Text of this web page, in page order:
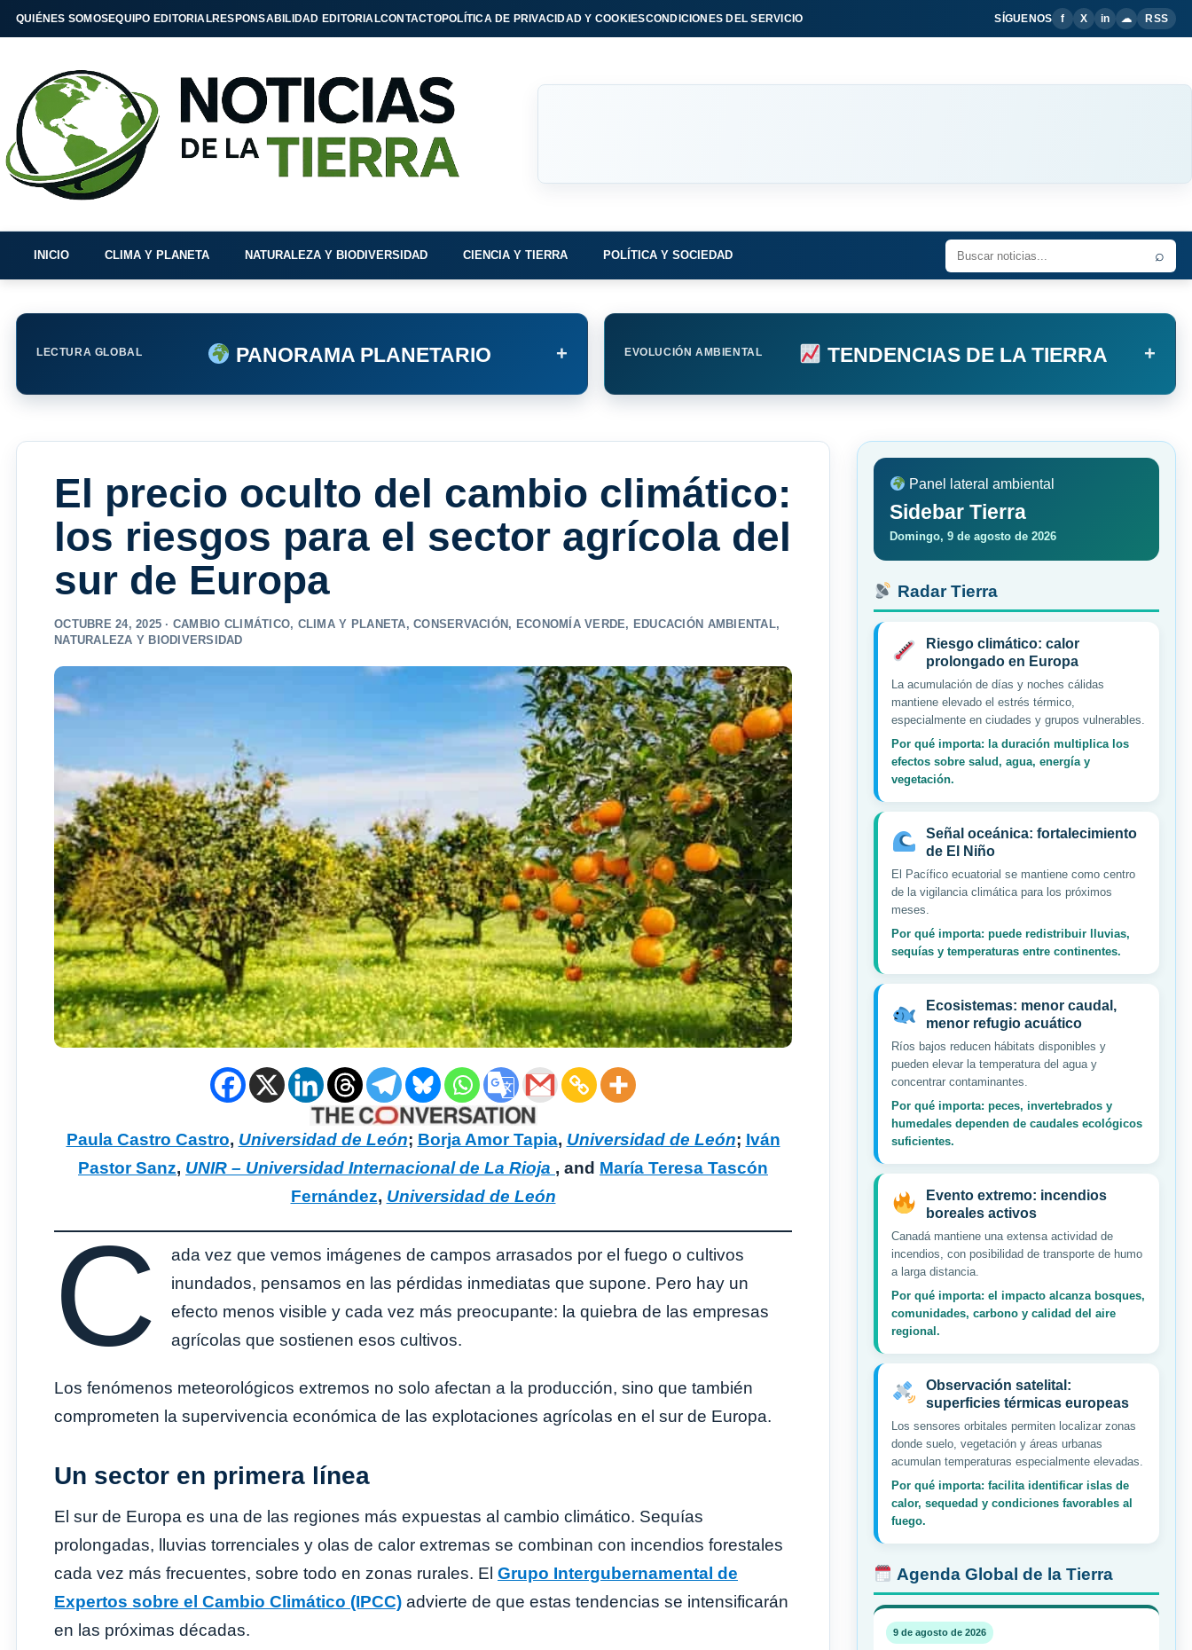
QUIÉNES SOMOSEQUIPO EDITORIALRESPONSABILIDAD EDITORIALCONTACTOPOLÍTICA DE PRIVACIDAD Y COOKIESCONDICIONES DEL SERVICIO SÍGUENOS f X in ☁ RSS
INICIO CLIMA Y PLANETA NATURALEZA Y BIODIVERSIDAD CIENCIA Y TIERRA POLÍTICA Y SOCIEDAD ⌕
LECTURA GLOBAL PANORAMA PLANETARIO + EVOLUCIÓN AMBIENTAL TENDENCIAS DE LA TIERRA +
El precio oculto del cambio climático:
los riesgos para el sector agrícola del
sur de Europa
OCTUBRE 24, 2025 · CAMBIO CLIMÁTICO, CLIMA Y PLANETA,CONSERVACIÓN , ECONOMÍA VERDE, EDUCACIÓN AMBIENTAL,
NATURALEZA Y BIODIVERSIDAD
Paula Castro Castro, Universidad de León; Borja Amor Tapia, Universidad de León; Iván
Pastor Sanz, UNIR – Universidad Internacional de La Rioja , and María Teresa Tascón
Fernández, Universidad de León
C
ada vez que vemos imágenes de campos arrasados por el fuego o cultivos
inundados, pensamos en las pérdidas inmediatas que supone. Pero hay un
efecto menos visible y cada vez más preocupante: la quiebra de las empresas
agrícolas que sostienen esos cultivos.
Los fenómenos meteorológicos extremos no solo afectan a la producción, sino que también
comprometen la supervivencia económica de las explotaciones agrícolas en el sur de Europa.
Un sector en primera línea
El sur de Europa es una de las regiones más expuestas al cambio climático. Sequías
prolongadas, lluvias torrenciales y olas de calor extremas se combinan con incendios forestales
cada vez más frecuentes, sobre todo en zonas rurales. El Grupo Intergubernamental de
Expertos sobre el Cambio Climático (IPCC) advierte de que estas tendencias se intensificarán
en las próximas décadas.
Panel lateral ambiental
Sidebar Tierra
Domingo, 9 de agosto de 2026
Radar Tierra
Riesgo climático: calor
prolongado en Europa
La acumulación de días y noches cálidas
mantiene elevado el estrés térmico,
especialmente en ciudades y grupos vulnerables.
Por qué importa: la duración multiplica los
efectos sobre salud, agua, energía y
vegetación.
Señal oceánica: fortalecimiento
de El Niño
El Pacífico ecuatorial se mantiene como centro
de la vigilancia climática para los próximos
meses.
Por qué importa: puede redistribuir lluvias,
sequías y temperaturas entre continentes.
Ecosistemas: menor caudal,
menor refugio acuático
Ríos bajos reducen hábitats disponibles y
pueden elevar la temperatura del agua y
concentrar contaminantes.
Por qué importa: peces, invertebrados y
humedales dependen de caudales ecológicos
suficientes.
Evento extremo: incendios
boreales activos
Canadá mantiene una extensa actividad de
incendios, con posibilidad de transporte de humo
a larga distancia.
Por qué importa: el impacto alcanza bosques,
comunidades, carbono y calidad del aire
regional.
Observación satelital:
superficies térmicas europeas
Los sensores orbitales permiten localizar zonas
donde suelo, vegetación y áreas urbanas
acumulan temperaturas especialmente elevadas.
Por qué importa: facilita identificar islas de
calor, sequedad y condiciones favorables al
fuego.
Agenda Global de la Tierra
9 de agosto de 2026